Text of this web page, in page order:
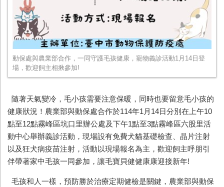
動保處與農業部合作，一同守護毛孩健康，寵物義診活動1月14日登
場，歡迎飼主相揪參加!
隨著天氣變冷，毛小孩需要注意保暖，同時也要留意毛小孩的
健康狀況！農業部與動保處合作於114年1 月 14日分別在上午10
點至12點霧峰區坑口里辦公處及下午1點至3點霧峰區六股里活
動中心舉辦義診活動，現場設有免費犬貓基礎檢查、晶片注射
以及狂犬病疫苗注射，活動以現場報名為主，歡迎飼主呼朋引
伴帶著家中毛孩一同參加，讓毛寶貝健健康康迎接新年!
毛孩和人一樣，預防勝於治療定期健檢是關鍵，農業部與動保